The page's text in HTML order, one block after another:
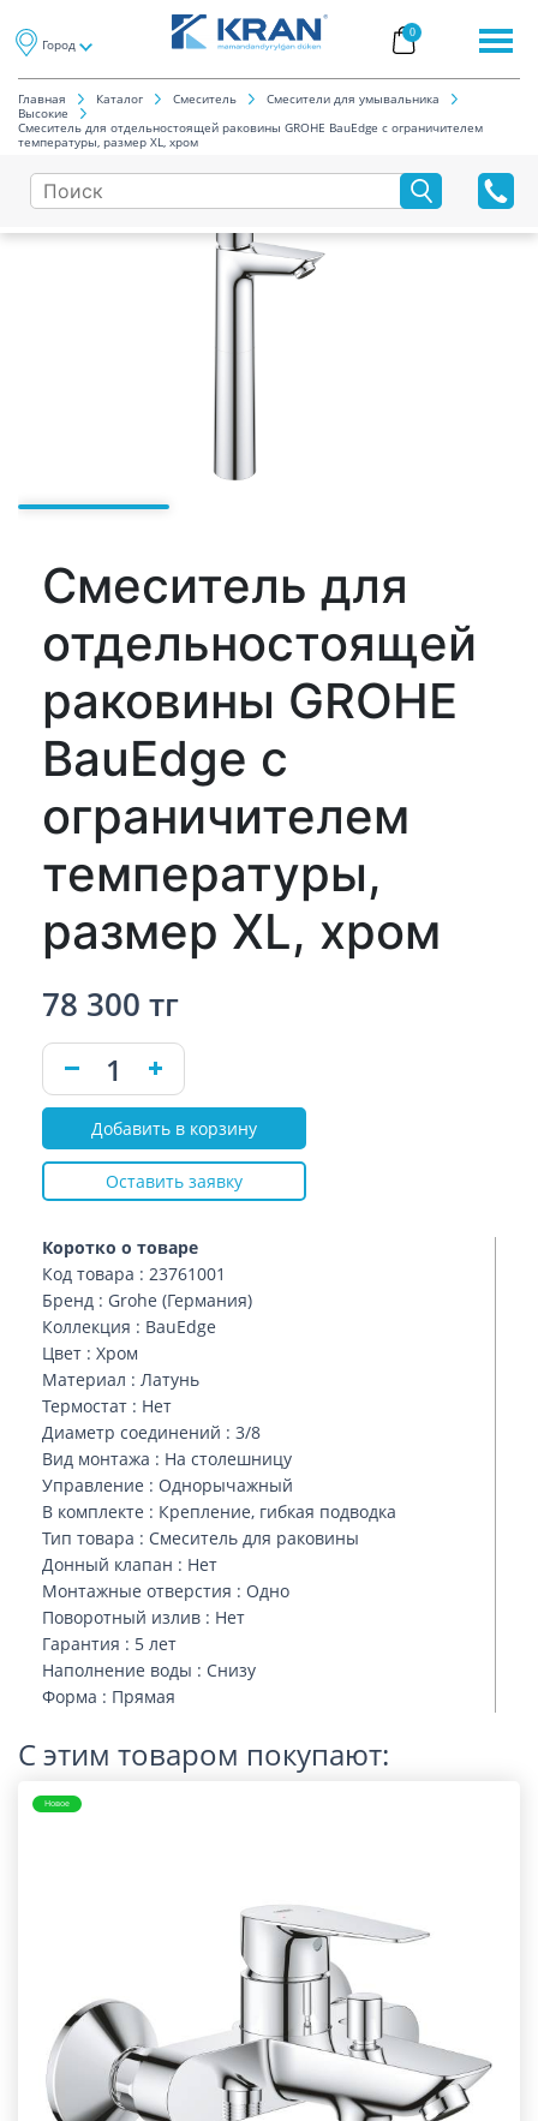
Город
0
Главная Каталог Смеситель
Смесители для умывальника
Высокие
Смеситель для отдельностоящей раковины GROHE BauEdge с ограничителем
температуры, размер XL, хром
Смеситель для
отдельностоящей
раковины GROHE
BauEdge с
ограничителем
температуры,
размер XL, хром
Коротко о товаре
Код товара : 23761001
Бренд : Grohe (Германия)
Коллекция : BauEdge
Цвет : Хром
Материал : Латунь
Термостат : Нет
Диаметр соединений : 3/8
Вид монтажа : На столешницу
Управление : Однорычажный
В комплекте : Крепление, гибкая подводка
Тип товара : Смеситель для раковины
Донный клапан : Нет
Монтажные отверстия : Одно
Поворотный излив : Нет
Гарантия : 5 лет
Наполнение воды : Снизу
Форма : Прямая
78 300 тг
Добавить в корзину
Оставить заявку
С этим товаром покупают:
Новое